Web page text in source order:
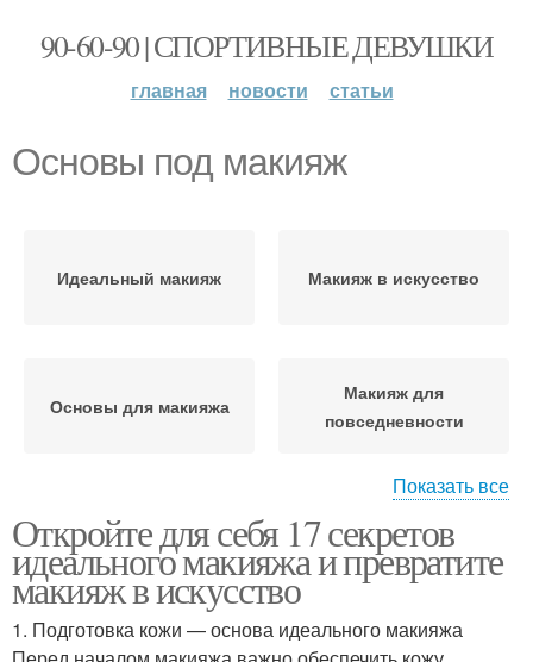
90-60-90 | СПОРТИВНЫЕ ДЕВУШКИ
главная новости статьи
Основы под макияж
Идеальный макияж Макияж в искусство
Основы для макияжа
Макияж для
повседневности
Тональная основа Тональные основы
Инструменты для
Показать все
Откройте для себя 17 секретов
идеального макияжа и превратите
макияж в искусство
1. Подготовка кожи — основа идеального макияжа